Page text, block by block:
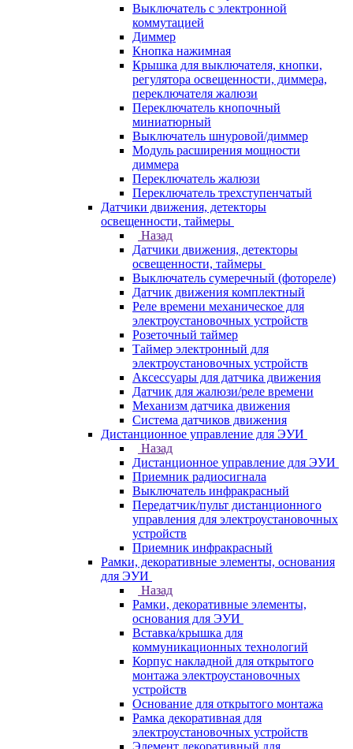
Выключатель с электронной
коммутацией
Диммер
Кнопка нажимная
Крышка для выключателя, кнопки,
регулятора освещенности, диммера,
переключателя жалюзи
Переключатель кнопочный
миниатюрный
Выключатель шнуровой/диммер
Модуль расширения мощности
диммера
Переключатель жалюзи
Переключатель трехступенчатый
Датчики движения, детекторы
освещенности, таймеры
Назад
Датчики движения, детекторы
освещенности, таймеры
Выключатель сумеречный (фотореле)
Датчик движения комплектный
Реле времени механическое для
электроустановочных устройств
Розеточный таймер
Таймер электронный для
электроустановочных устройств
Аксессуары для датчика движения
Датчик для жалюзи/реле времени
Механизм датчика движения
Система датчиков движения
Дистанционное управление для ЭУИ
Назад
Дистанционное управление для ЭУИ
Приемник радиосигнала
Выключатель инфракрасный
Передатчик/пульт дистанционного
управления для электроустановочных
устройств
Приемник инфракрасный
Рамки, декоративные элементы, основания
для ЭУИ
Назад
Рамки, декоративные элементы,
основания для ЭУИ
Вставка/крышка для
коммуникационных технологий
Корпус накладной для открытого
монтажа электроустановочных
устройств
Основание для открытого монтажа
Рамка декоративная для
электроустановочных устройств
Элемент декоративный для